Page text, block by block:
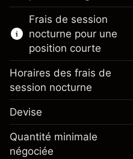
CFD
Knock-outs
Marge. Votre
investissement
Ajustement des
de overnight
Frais de session
nocturne pour une
position courte
Marge. Votre
Horaires des frais de
session nocturne
Devise
Quantité minimale
négociée